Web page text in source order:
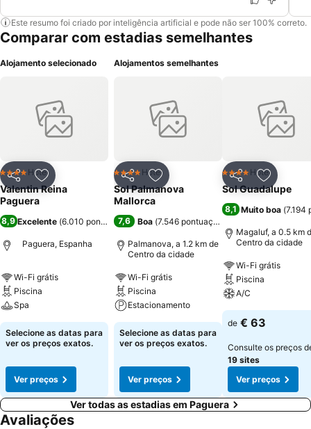
Este resumo foi criado por inteligência artificial e pode não ser 100% correto.
Comparar com estadias semelhantes
Alojamento selecionado
PartilharAdicionar aos favoritos
4 EstrelasHotel
Valentin Reina
Paguera
8,9 Excelente (6.010 pontuações )
Paguera, Espanha
Wi-Fi grátis
Piscina
Spa
Selecione as datas para
ver os preços exatos.
Ver preços
Alojamentos semelhantes
PartilharAdicionar aos favoritos
4 EstrelasHotel
Sol Palmanova
Mallorca
7,6 Boa (7.546 pontuações
Palmanova, a 1.2 km de
Centro da cidade
Wi-Fi grátis
Piscina
Estacionamento
Selecione as datas para
ver os preços exatos.
Ver preços
Partilhar
4 EstrelasHotel
Sol Guadalupe
8,1 Muito boa (7.194
Magaluf, a 0.5 km
Centro da cidade
Wi-Fi grátis
Piscina
A/C
de € 63
Consulte os preços
19 sites
Ver preços
Ver todas as estadias em Paguera
Avaliações